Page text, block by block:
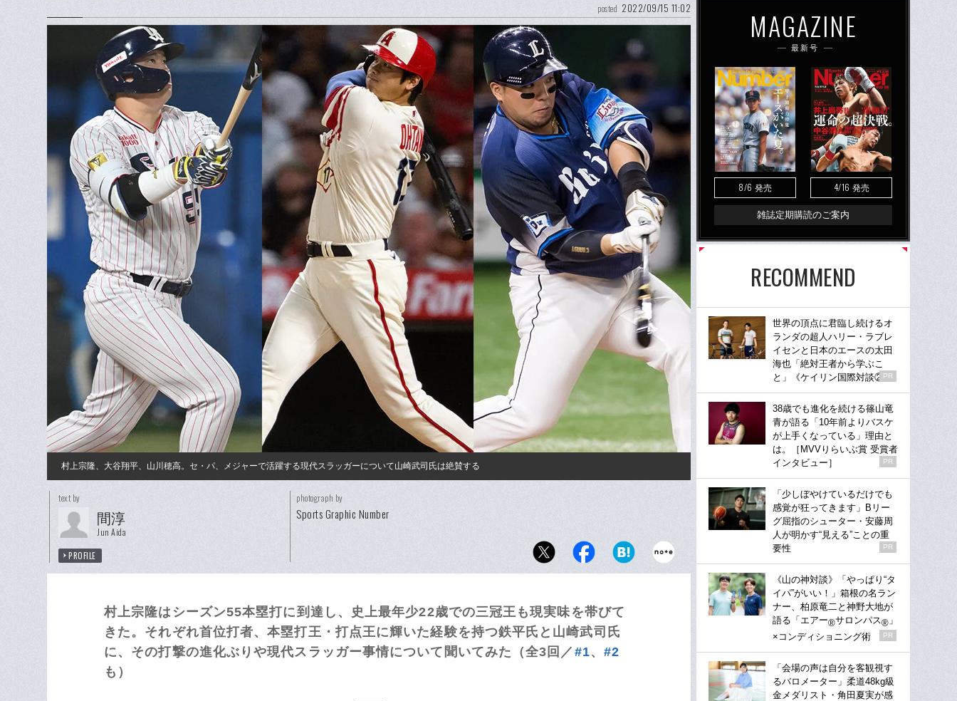
posted 2022/09/15 11:02
村上宗隆、大谷翔平、山川穂高。セ・パ、メジャーで活躍する現代スラッガーについて山崎武司氏は絶賛する
text by
間淳
Jun Aida
PROFILE
photograph by
Sports Graphic Number
村上宗隆はシーズン55本塁打に到達し、史上最年少22歳での三冠王も現実味を帯びて
きた。それぞれ首位打者、本塁打王・打点王に輝いた経験を持つ鉄平氏と山崎武司氏
に、その打撃の進化ぶりや現代スラッガー事情について聞いてみた（全3回／ #1、 #2
も）
MAGAZINE
最新号
8/6 発売 4/16 発売
雑誌定期購読のご案内
RECOMMEND
世界の頂点に君臨し続けるオ
ランダの超人ハリー・ラブレ
イセンと日本のエースの太田
海也「絶対王者から学ぶこ
と」《ケイリン国際対談②》
PR
38歳でも進化を続ける篠山竜
青が語る「10年前よりバスケ
が上手くなっている」理由と
は。［MVVりらいぶ賞 受賞者
インタビュー］
PR
「少しぼやけているだけでも
感覚が狂ってきます」Bリー
グ屈指のシューター・安藤周
人が明かす“見える”ことの重
要性
PR
《山の神対談》「やっぱり“タ
イパ”がいい！」箱根の名ラン
ナー、柏原竜二と神野大地が
語る「エアー®サロンパス® 」
×コンディショニング術
PR
「会場の声は自分を客観視す
るバロメーター」柔道48kg級
金メダリスト・角田夏実が感